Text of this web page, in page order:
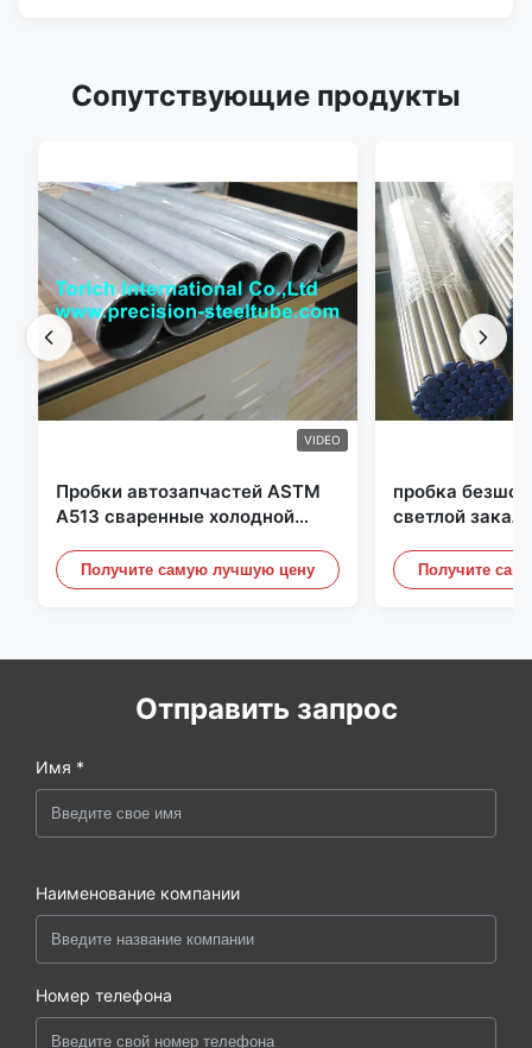
Сопутствующие продукты
VIDEO
Пробки автозапчастей ASTM
A513 сваренные холодной
продукцией DOM
Получите самую лучшую цену
пробка
светлой
систем
Получите
Отправить запрос
Имя *
Наименование компании
Номер телефона